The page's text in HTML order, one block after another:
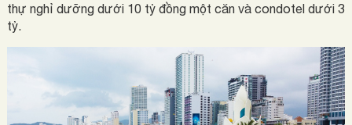
thự nghỉ dưỡng dưới 10 tỷ đồng một căn và condotel dưới 3
tỷ.